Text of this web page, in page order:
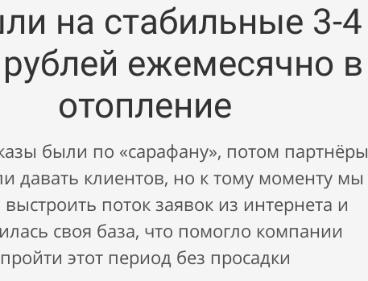
на стабильные 3-4
ежемесячно в
отопление
были по «сарафану», потом партнёры
давать клиентов, но к тому моменту мы
поток заявок из интернета и
своя база, что помогло компании
пройти этот период без просадки